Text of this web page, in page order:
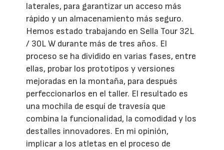
laterales, para garantizar un acceso más
rápido y un almacenamiento más seguro.
Hemos estado trabajando en Sella Tour 32L
/ 30L W durante más de tres años. El
proceso se ha dividido en varias fases, entre
ellas, probar los prototipos y versiones
mejoradas en la montaña, para después
perfeccionarlos en el taller. El resultado es
una mochila de esquí de travesía que
combina la funcionalidad, la comodidad y los
destalles innovadores. En mi opinión,
implicar a los atletas en el proceso de